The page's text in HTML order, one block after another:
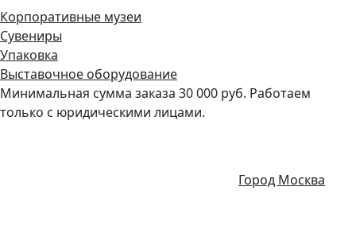
Корпоративные музеи
Сувениры
Упаковка
Выставочное оборудование
Минимальная сумма заказа 30 000 руб. Работаем
только с юридическими лицами.
Город Москва